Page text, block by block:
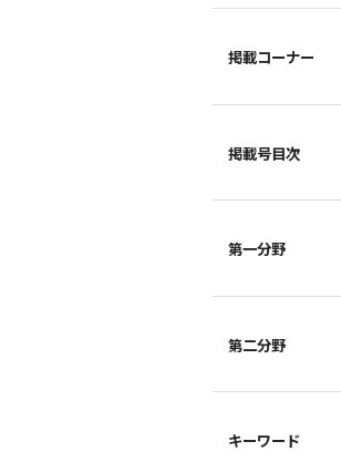
掲載コーナー
掲載号目次
第一分野
第二分野
キーワード